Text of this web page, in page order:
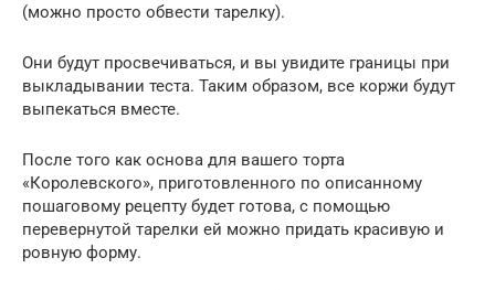
(можно просто обвести тарелку).
Они будут просвечиваться, и вы увидите границы при
выкладывании теста. Таким образом, все коржи будут
выпекаться вместе.
После того как основа для вашего торта
«Королевского», приготовленного по описанному
пошаговому рецепту будет готова, с помощью
перевернутой тарелки ей можно придать красивую и
ровную форму.